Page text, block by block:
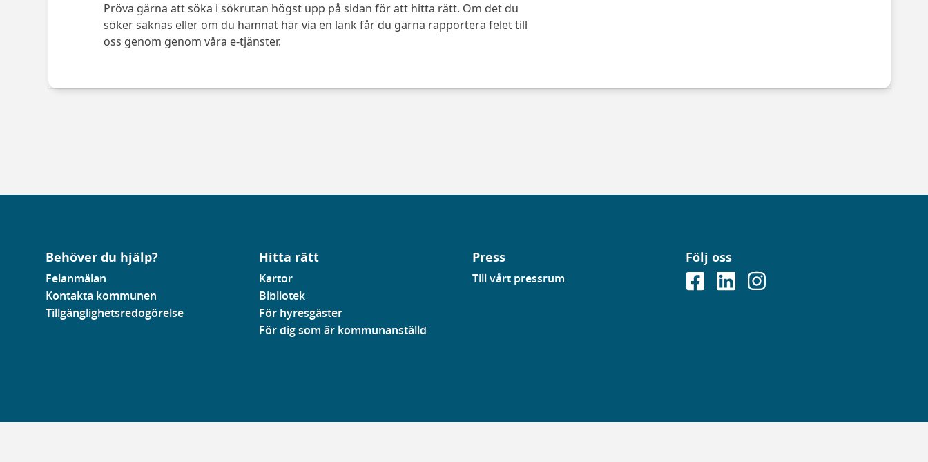
Pröva gärna att söka i sökrutan högst upp på sidan för att hitta rätt. Om det du
söker saknas eller om du hamnat här via en länk får du gärna rapportera felet till
oss genom genom våra e-tjänster.
Behöver du hjälp?
Felanmälan
Kontakta kommunen
Tillgänglighetsredogörelse
Hitta rätt
Kartor
Bibliotek
För hyresgäster
För dig som är kommunanställd
Press
Till vårt pressrum
Följ oss